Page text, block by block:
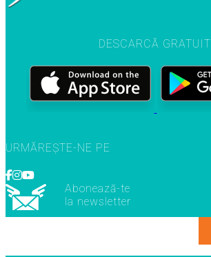
DESCARCĂ GRATUIT
URMĂREȘTE-NE PE
Abonează-te
la newsletter